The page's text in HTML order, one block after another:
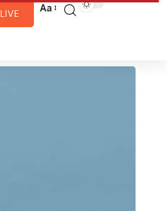
Aa